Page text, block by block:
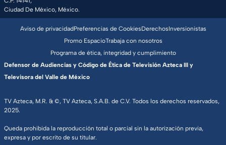
Ciudad De México, México.
TV Azteca, M.R. & ©, TV Azteca, S.A.B. de C.V. Todos los derechos reservados,
2025.
Queda prohibida la reproducción total o parcial sin la autorización previa,
expresa y por escrito de su titular.
Aviso de privacidadPreferencias de CookiesDerechosInversionistas
Promo EspacioTrabaja con nosotros
Programa de ética, integridad y cumplimiento
Defensor de Audiencias y Código de Ética de Televisión Azteca III y
Televisora del Valle de México